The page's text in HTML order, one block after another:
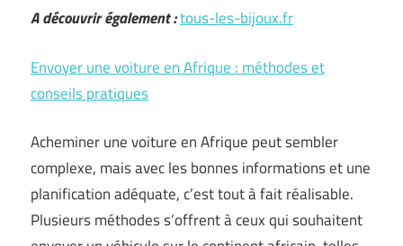
A découvrir également :tous-les-bijoux.fr
Envoyer une voiture en Afrique : méthodes et
conseils pratiques
Acheminer une voiture en Afrique peut sembler
complexe, mais avec les bonnes informations et une
planification adéquate, c’est tout à fait réalisable.
Plusieurs méthodes s’offrent à ceux qui souhaitent